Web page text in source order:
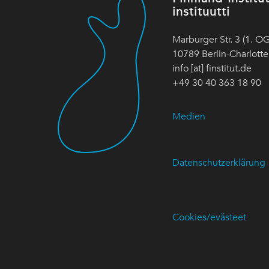
instituutti
Marburger Str. 3 (1.
10789 Berlin-
info [at] finstitut.de
+49 30 40 363 18 90
Medien
Datenschutzerklärung
Cookies/evästeet